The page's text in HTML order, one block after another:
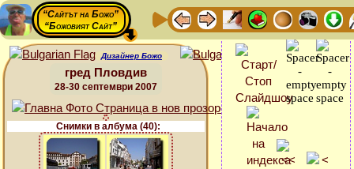
“Сайтът на Божо”
“Божовият Сайт”
Дизайнер Божо
гред Пловдив
28-30 септември 2007
Снимки в албума (40):